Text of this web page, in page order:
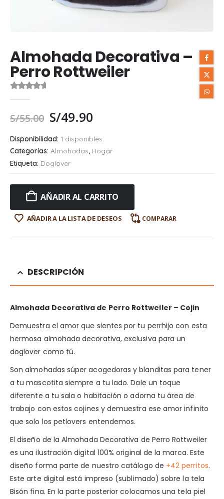
Almohada Decorativa –
Perro Rottweiler
S/55.00 S/49.90
Disponibilidad: 1 disponibles
Categorías: Almohadas, Hogar
Etiqueta: Doglover
AÑADIR AL CARRITO
AÑADIR A LA LISTA DE DESEOS COMPARAR
DESCRIPCIÓN
Almohada Decorativa de Perro Rottweiler – Cojin
Demuestra el amor que sientes por tu perrhijo con esta
hermosa almohada decorativa, exclusiva para un
doglover como tú.
Son almohadas súper acogedoras y blanditas para tener
a tu mascotita siempre a tu lado. Dale un toque
diferente a tu sala o habitación o adorna tu área de
trabajo con estos cojines y demuestra ese amor infinito
que solo los petlovers entendemos.
El diseño de la Almohada Decorativa de Perro Rottweiler
es una ilustración digital 100% original de la marca. Este
diseño forma parte de nuestro catálogo de +42 perritos.
Este arte digital está impreso (sublimado) sobre la tela
Bisón fina. En la parte posterior colocamos una tela piel